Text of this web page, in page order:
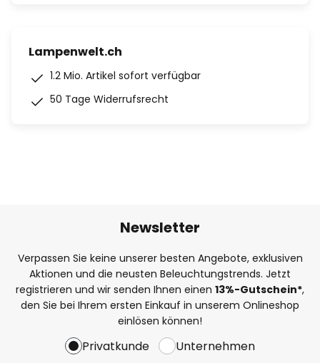
Lampenwelt.ch
1.2 Mio. Artikel sofort verfügbar
50 Tage Widerrufsrecht
Newsletter
Verpassen Sie keine unserer besten Angebote, exklusiven
Aktionen und die neusten Beleuchtungstrends. Jetzt
registrieren und wir senden Ihnen einen 13%-Gutschein*,
den Sie bei Ihrem ersten Einkauf in unserem Onlineshop
einlösen können!
Privatkunde Unternehmen